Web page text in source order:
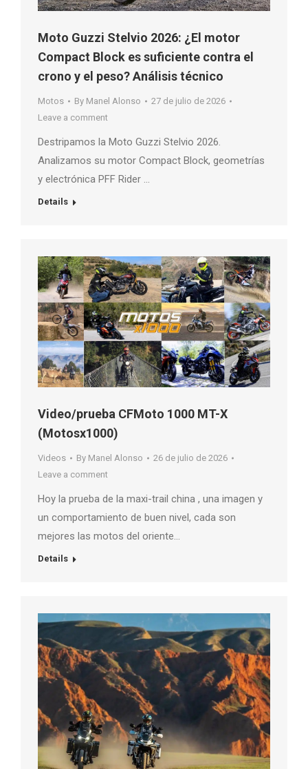
Moto Guzzi Stelvio 2026: ¿El motor
Compact Block es suficiente contra el
crono y el peso? Análisis técnico
Motos By Manel Alonso
27 de julio de 2026
Leave a comment
Destripamos la Moto Guzzi Stelvio 2026.
Analizamos su motor Compact Block, geometrías
y electrónica PFF Rider …
Details
Video/prueba CFMoto 1000 MT-X
(Motosx1000)
Videos By Manel Alonso
26 de julio de 2026
Leave a comment
Hoy la prueba de la maxi-trail china , una imagen y
un comportamiento de buen nivel, cada son
mejores las motos del oriente…
Details